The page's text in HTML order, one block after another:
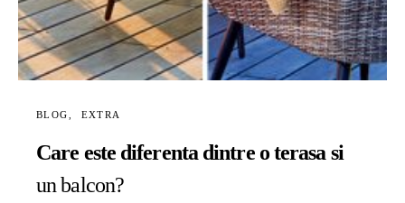
BLOG EXTRA
Care este diferenta dintre o terasa si
un balcon?